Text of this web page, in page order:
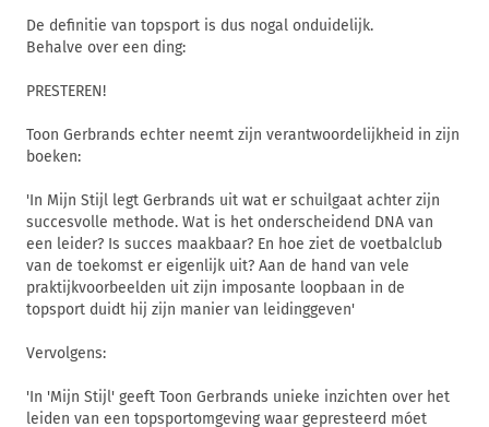
De definitie van topsport is dus nogal onduidelijk.
Behalve over een ding:
PRESTEREN!
Toon Gerbrands echter neemt zijn verantwoordelijkheid in zijn
boeken:
'In Mijn Stijl legt Gerbrands uit wat er schuilgaat achter zijn
succesvolle methode. Wat is het onderscheidend DNA van
een leider? Is succes maakbaar? En hoe ziet de voetbalclub
van de toekomst er eigenlijk uit? Aan de hand van vele
praktijkvoorbeelden uit zijn imposante loopbaan in de
topsport duidt hij zijn manier van leidinggeven'
Vervolgens:
'In 'Mijn Stijl' geeft Toon Gerbrands unieke inzichten over het
leiden van een topsportomgeving waar gepresteerd móet